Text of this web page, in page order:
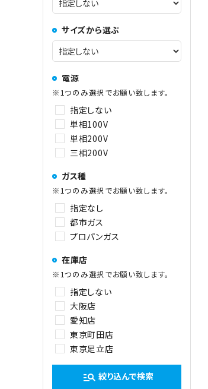
その他
サイズから選ぶ
電源
※1つのみ選択でお願い致します。
指定しない
単相100V
単相200V
三相200V
ガス種
※1つのみ選択でお願い致します。
指定なし
都市ガス
プロパンガス
在庫店
※1つのみ選択でお願い致します。
指定しない
大阪店
愛知店
東京町田店
東京足立店
manage_search 絞り込んで検索